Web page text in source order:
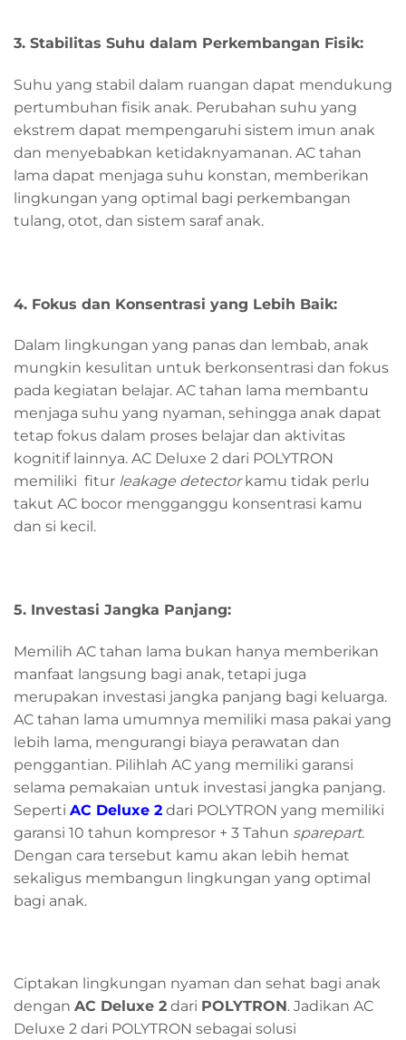
3. Stabilitas Suhu dalam Perkembangan Fisik:
Suhu yang stabil dalam ruangan dapat mendukung
pertumbuhan fisik anak. Perubahan suhu yang
ekstrem dapat mempengaruhi sistem imun anak
dan menyebabkan ketidaknyamanan. AC tahan
lama dapat menjaga suhu konstan, memberikan
lingkungan yang optimal bagi perkembangan
tulang, otot, dan sistem saraf anak.
4. Fokus dan Konsentrasi yang Lebih Baik:
Dalam lingkungan yang panas dan lembab, anak
mungkin kesulitan untuk berkonsentrasi dan fokus
pada kegiatan belajar. AC tahan lama membantu
menjaga suhu yang nyaman, sehingga anak dapat
tetap fokus dalam proses belajar dan aktivitas
kognitif lainnya. AC Deluxe 2 dari POLYTRON
memiliki fitur leakage detector kamu tidak perlu
takut AC bocor mengganggu konsentrasi kamu
dan si kecil.
5. Investasi Jangka Panjang:
Memilih AC tahan lama bukan hanya memberikan
manfaat langsung bagi anak, tetapi juga
merupakan investasi jangka panjang bagi keluarga.
AC tahan lama umumnya memiliki masa pakai yang
lebih lama, mengurangi biaya perawatan dan
penggantian. Pilihlah AC yang memiliki garansi
selama pemakaian untuk investasi jangka panjang.
Seperti AC Deluxe 2 dari POLYTRON yang memiliki
garansi 10 tahun kompresor + 3 Tahun sparepart.
Dengan cara tersebut kamu akan lebih hemat
sekaligus membangun lingkungan yang optimal
bagi anak.
Ciptakan lingkungan nyaman dan sehat bagi anak
dengan AC Deluxe 2 dari POLYTRON. Jadikan AC
Deluxe 2 dari POLYTRON sebagai solusi